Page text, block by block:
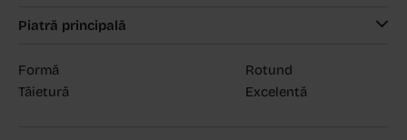
Piatră principală
Formă
Rotund
Tăietură
Excelentă